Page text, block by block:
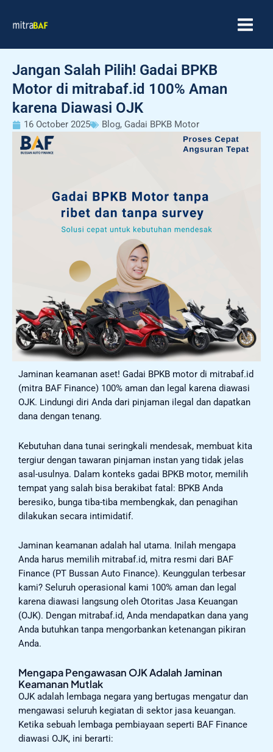
Jangan Salah Pilih! Gadai BPKB
Motor di mitrabaf.id 100% Aman
karena Diawasi OJK
16 October 2025 Blog, Gadai BPKB Motor
Jaminan keamanan aset! Gadai BPKB motor di mitrabaf.id
(mitra BAF Finance) 100% aman dan legal karena diawasi
OJK. Lindungi diri Anda dari pinjaman ilegal dan dapatkan
dana dengan tenang.
Kebutuhan dana tunai seringkali mendesak, membuat kita
tergiur dengan tawaran pinjaman instan yang tidak jelas
asal-usulnya. Dalam konteks gadai BPKB motor, memilih
tempat yang salah bisa berakibat fatal: BPKB Anda
beresiko, bunga tiba-tiba membengkak, dan penagihan
dilakukan secara intimidatif.
Jaminan keamanan adalah hal utama. Inilah mengapa
Anda harus memilih mitrabaf.id, mitra resmi dari BAF
Finance (PT Bussan Auto Finance). Keunggulan terbesar
kami? Seluruh operasional kami 100% aman dan legal
karena diawasi langsung oleh Otoritas Jasa Keuangan
(OJK). Dengan mitrabaf.id, Anda mendapatkan dana yang
Anda butuhkan tanpa mengorbankan ketenangan pikiran
Anda.
Mengapa Pengawasan OJK Adalah Jaminan
Keamanan Mutlak
OJK adalah lembaga negara yang bertugas mengatur dan
mengawasi seluruh kegiatan di sektor jasa keuangan.
Ketika sebuah lembaga pembiayaan seperti BAF Finance
diawasi OJK, ini berarti: